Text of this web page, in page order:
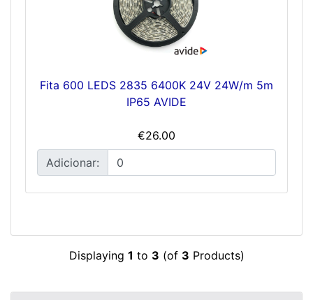
Fita 600 LEDS 2835 6400K 24V 24W/m 5m
IP65 AVIDE
€26.00
Adicionar:
Displaying 1 to 3 (of 3 Products)